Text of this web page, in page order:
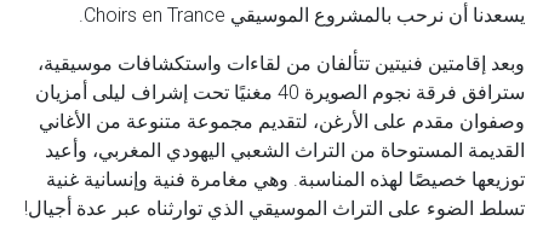
يسعدنا أن نرحب بالمشروع الموسيقي Choirs en Trance
.
وبعد إقامتين فنيتين تتألفان من لقاءات واستكشافات موسيقية،
سترافق فرقة نجوم الصويرة 40 مغنيًا تحت إشراف ليلى أمزيان
وصفوان مقدم على الأرغن، لتقديم مجموعة متنوعة من الأغاني
القديمة المستوحاة من التراث الشعبي اليهودي المغربي، وأعيد
توزيعها خصيصًا لهذه المناسبة. وهي مغامرة فنية وإنسانية غنية
تسلط الضوء على التراث الموسيقي الذي توارثناه عبر عدة أجيال!